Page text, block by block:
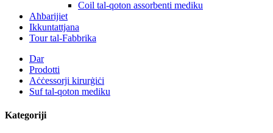
Coil tal-qoton assorbenti mediku
Aħbarijiet
Ikkuntattjana
Tour tal-Fabbrika
Dar
Prodotti
Aċċessorji kirurġiċi
Suf tal-qoton mediku
Kategoriji